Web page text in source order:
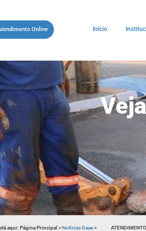
Online Início
aqui:Página Principal>Notícias Daae>